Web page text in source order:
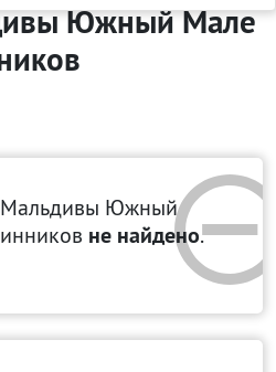
Южный Мале
Мальдивы Южный
не найдено.